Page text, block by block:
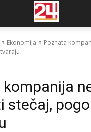
Ekonomija
Poznata
kompanija
stečaj,